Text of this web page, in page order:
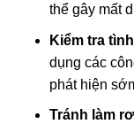
thể gây mất
Kiểm tra
dụng các
phát hiện
Tránh làm